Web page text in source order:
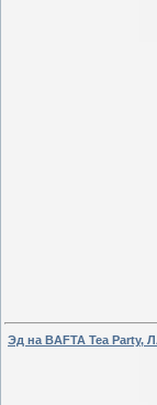
Эд на BAFTA Tea Party,